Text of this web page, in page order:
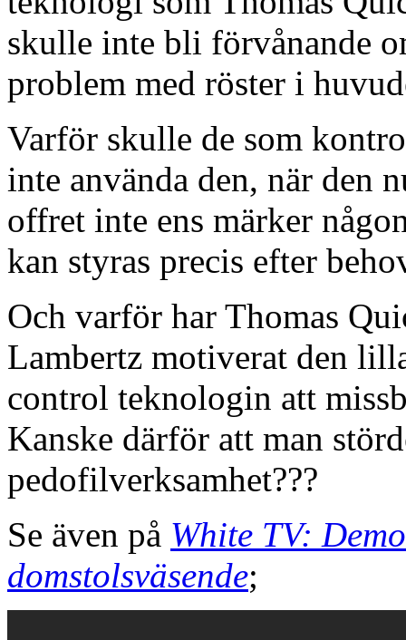
skulle inte bli förvånande
problem med röster i
Varför skulle de som
inte använda den, när den
offret inte ens märker
kan styras precis efter
Och varför har Thomas
Lambertz motiverat den
control teknologin att
Kanske därför att man
pedofilverksamhet???
Se även på White TV:
domstolsväsende;